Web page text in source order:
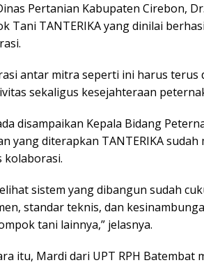
Pertanian Kabupaten Cirebon,
Tani TANTERIKA yang dinilai
antar mitra seperti ini harus
sekaligus kesejahteraan
disampaikan Kepala Bidang
yang diterapkan TANTERIKA
kolaborasi.
sistem yang dibangun sudah
standar teknis, dan
tani lainnya,” jelasnya.
itu, Mardi dari UPT RPH